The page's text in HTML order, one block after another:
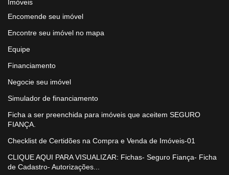
Imóveis
Encomende seu imóvel
Encontre seu imóvel no mapa
Equipe
Financiamento
Negocie seu imóvel
Simulador de financiamento
Ficha a ser preenchida para imóveis que aceitem SEGURO
FIANÇA.
Checklist de Certidões na Compra e Venda de Imóveis-01
CLIQUE AQUI PARA VISUALIZAR: Fichas- Seguro Fiança- Ficha
de Cadastro- Autorizações...